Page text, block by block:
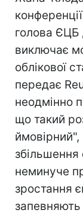
голова ЄЦБ
виключає
облікової
передає
неодмінно
що такий
ймовірний",
збільшення
неминуче
зростання